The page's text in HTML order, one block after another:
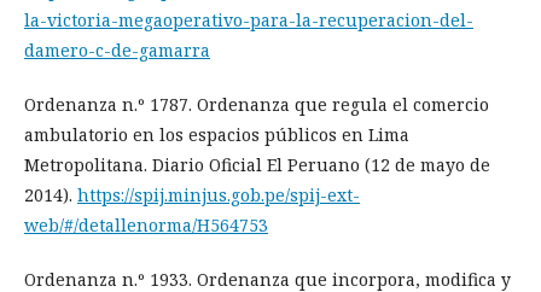
la-victoria-megaoperativo-para-la-recuperacion-del-
damero-c-de-gamarra
Ordenanza n.º 1787. Ordenanza que regula el comercio
ambulatorio en los espacios públicos en Lima
Metropolitana. Diario Oficial El Peruano (12 de mayo de
2014). https://spij.minjus.gob.pe/spij-ext-
web/#/detallenorma/H564753
Ordenanza n.º 1933. Ordenanza que incorpora, modifica y